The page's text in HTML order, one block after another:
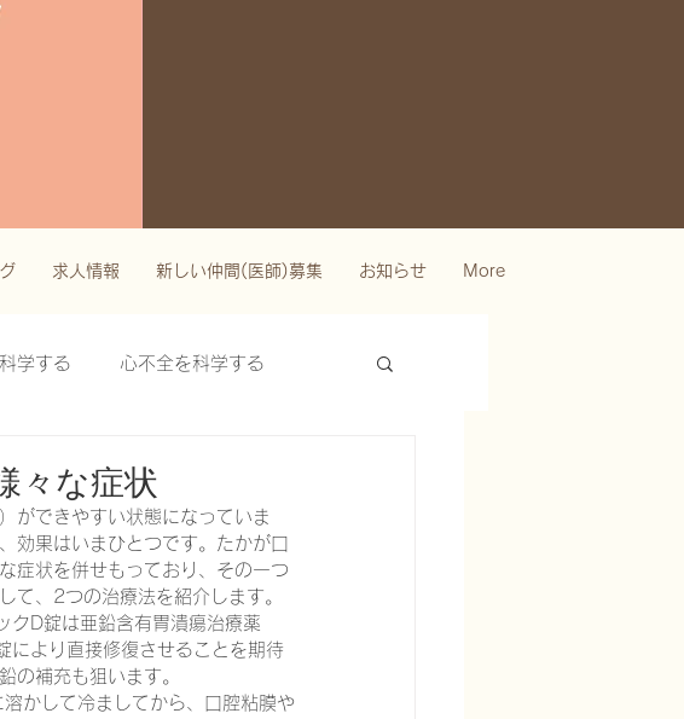
求人情報 新しい仲間(医師)募集 お知らせ More
学する 心不全を科学する
膚炎を科学する
ハイドロリリースを科学する
々な症状
ができやすい状態になっていま
効果はいまひとつです。たかが口
症状を併せもっており、その一つ
て、2つの治療法を紹介します。
クD錠は亜鉛含有胃潰瘍治療薬
により直接修復させることを期待
の補充も狙います。
かして冷ましてから、口腔粘膜や